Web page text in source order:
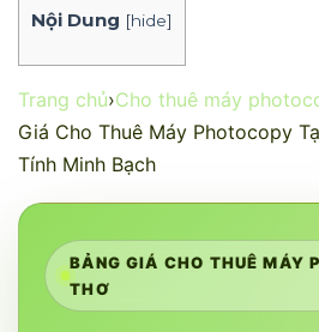
Nội Dung [hide]
Trang chủ›Cho thuê máy
Giá Cho Thuê Máy Photocopy
Tính Minh Bạch
BẢNG GIÁ CHO THUÊ MÁY
THƠ